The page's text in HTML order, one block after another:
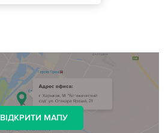
ВІДКРИТИ МАПУ